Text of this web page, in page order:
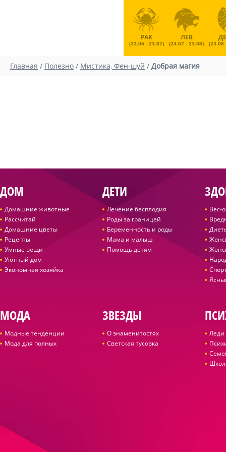
РАК
(22.06 - 23.07)
ЛЕВ
(24.07 - 23.08) (24.08
Главная / Полезно / Мистика, Фен-шуй / Добрая магия
ДОМ
Домашние животные
Рассчитай
Домашние цветы
Рецепты
Умные вещи
Уютный дом
Экономная хозяйка
ДЕТИ
Лечение бесплодия
Роды за границей
Беременность и роды
Мама и малыш
Помощь детям
Вес-
МОДА
Модные тенденции
Мода для полных
ЗВЕЗДЫ
О знаменитостях
Светская тусовка
Леди